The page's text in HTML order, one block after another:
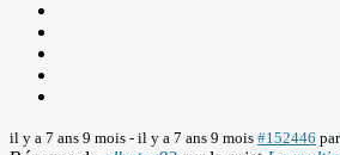
il y a 7 ans 9 mois - il y a 7 ans 9 mois #152446 par